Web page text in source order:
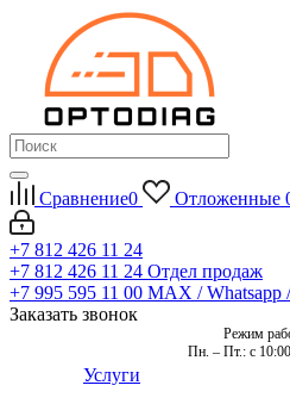
Сравнение0 Отложенные
+7 812 426 11 24
+7 812 426 11 24 Отдел продаж
+7 995 595 11 00 MAX / Whatsapp
Заказать звонок
Режим
Пн. – Пт.: с
Услуги